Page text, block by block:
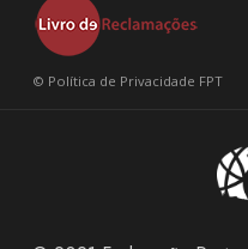
© Política de Privacidade FPT